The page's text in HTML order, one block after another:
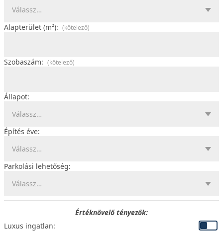
Alapterület (m²): (kötelező)
Szobaszám: (kötelező)
Állapot:
Építés éve:
Parkolási lehetőség:
Értéknövelő tényezők:
Luxus ingatlan: